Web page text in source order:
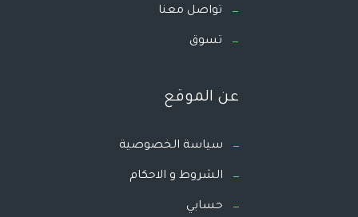
تواصل معنا
تسوق
عن الموقع
سياسة الخصوصية
الشروط و الاحكام
حسابي